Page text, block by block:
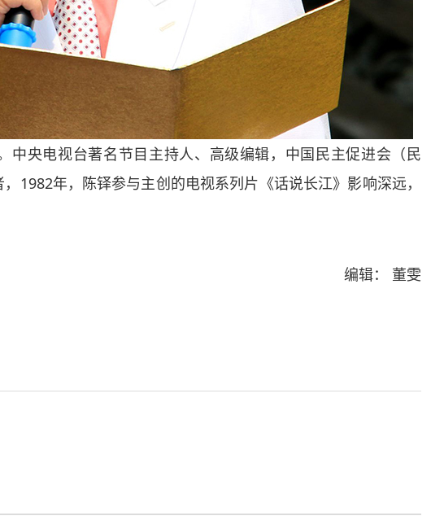
央电视台著名节目主持人、高级编辑，中国民主促进会（民
1982年，陈铎参与主创的电视系列片《话说长江》影响深远，
编辑： 董雯